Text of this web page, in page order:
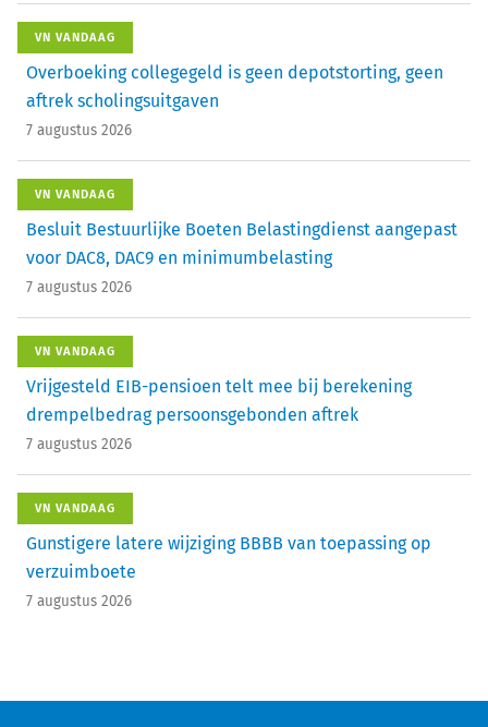
VN VANDAAG
Overboeking collegegeld is geen depotstorting, geen
aftrek scholingsuitgaven
7 augustus 2026
VN VANDAAG
Besluit Bestuurlijke Boeten Belastingdienst aangepast
voor DAC8, DAC9 en minimumbelasting
7 augustus 2026
VN VANDAAG
Vrijgesteld EIB-pensioen telt mee bij berekening
drempelbedrag persoonsgebonden aftrek
7 augustus 2026
VN VANDAAG
Gunstigere latere wijziging BBBB van toepassing op
verzuimboete
7 augustus 2026